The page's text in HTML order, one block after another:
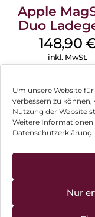
Um unsere Website
verbessern zu
Nutzung der Website
Weitere Informationen
Datenschutzerklärung.
Nur
Apple
Duo
Weiß
148,90
inkl. MwSt.
Impressum
Hinweis zur